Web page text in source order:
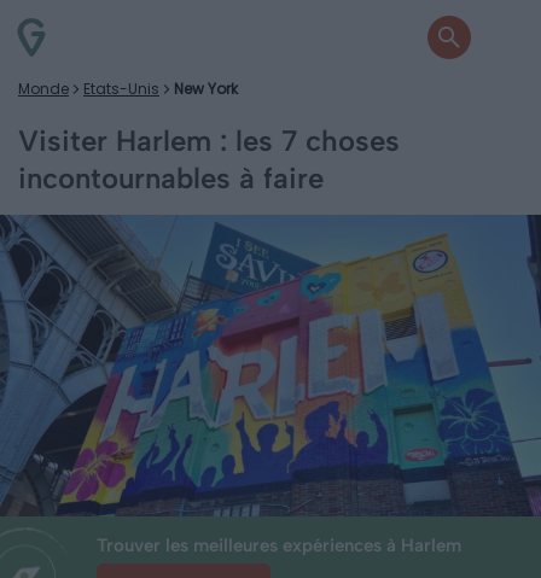
Monde Etats-Unis New York
Visiter Harlem : les 7 choses
incontournables à faire
Trouver les meilleures expériences à Harlem